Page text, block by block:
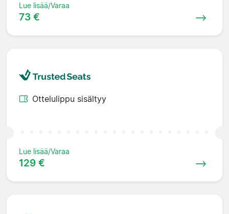
Lue lisää/Varaa
73 €
Ottelulippu sisältyy
Lue lisää/Varaa
129 €